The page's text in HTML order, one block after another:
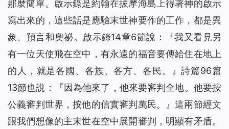
那麼簡單。啟示錄是約翰在拔摩海島上得著神的啟示
寫出來的，這些話是應驗末世神要作的工作，都是異
象、預言和奧祕。啟示錄14章6節說：『我又看見另
有一位天使飛在空中，有永遠的福音要傳給住在地上
的人，就是各國、各族、各方、各民。
』詩篇96篇
13節也說：『因為他來了，他來要審判全地。他要按
公義審判世界，按他的信實審判萬民。』這兩節經文
跟我們想像的主末世在空中展開審判，明顯有矛盾。